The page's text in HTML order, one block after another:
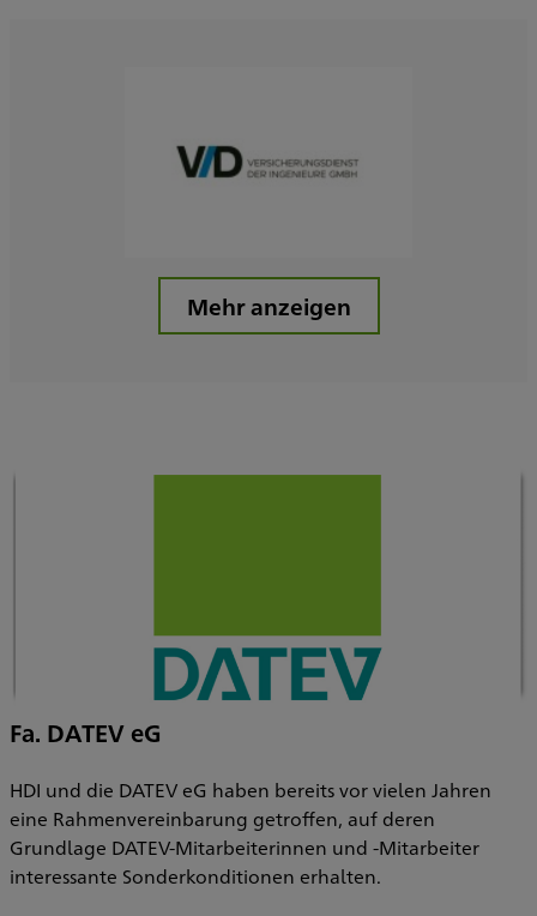
Mehr anzeigen
Fa. DATEV eG
HDI und die DATEV eG haben bereits vor vielen Jahren
eine Rahmenvereinbarung getroffen, auf deren
Grundlage DATEV-Mitarbeiterinnen und -Mitarbeiter
interessante Sonderkonditionen erhalten.